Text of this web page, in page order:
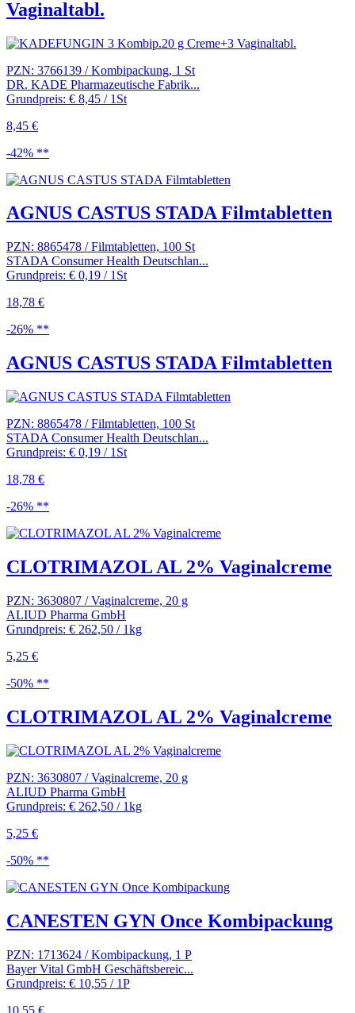
Vaginaltabl.
PZN: 3766139 / Kombipackung, 1 St
DR. KADE Pharmazeutische Fabrik...
Grundpreis: € 8,45 / 1St
8,45 €
-42% **
AGNUS CASTUS STADA Filmtabletten
PZN: 8865478 / Filmtabletten, 100 St
STADA Consumer Health Deutschlan...
Grundpreis: € 0,19 / 1St
18,78 €
-26% **
AGNUS CASTUS STADA Filmtabletten
PZN: 8865478 / Filmtabletten, 100 St
STADA Consumer Health Deutschlan...
Grundpreis: € 0,19 / 1St
18,78 €
-26% **
CLOTRIMAZOL AL 2% Vaginalcreme
PZN: 3630807 / Vaginalcreme, 20 g
ALIUD Pharma GmbH
Grundpreis: € 262,50 / 1kg
5,25 €
-50% **
CLOTRIMAZOL AL 2% Vaginalcreme
PZN: 3630807 / Vaginalcreme, 20 g
ALIUD Pharma GmbH
Grundpreis: € 262,50 / 1kg
5,25 €
-50% **
CANESTEN GYN Once Kombipackung
PZN: 1713624 / Kombipackung, 1 P
Bayer Vital GmbH Geschäftsbereic...
Grundpreis: € 10,55 / 1P
10,55 €